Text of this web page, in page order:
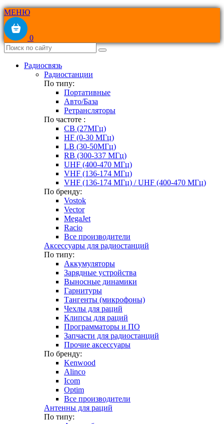
МЕНЮ
0
Радиосвязь
Радиостанции
По типу:
Портативные
Авто/База
Ретрансляторы
По частоте :
CB (27МГц)
HF (0-30 МГц)
LB (30-50МГц)
RB (300-337 МГц)
UHF (400-470 МГц)
VHF (136-174 МГц)
VHF (136-174 МГц) / UHF (400-470 МГц)
По бренду:
Vostok
Vector
MegaJet
Racio
Все производители
Аксессуары для радиостанций
По типу:
Аккумуляторы
Зарядные устройства
Выносные динамики
Гарнитуры
Тангенты (микрофоны)
Чехлы для раций
Клипсы для раций
Программаторы и ПО
Запчасти для радиостанций
Прочие аксессуары
По бренду:
Kenwood
Alinco
Icom
Optim
Все производители
Антенны для раций
По типу: